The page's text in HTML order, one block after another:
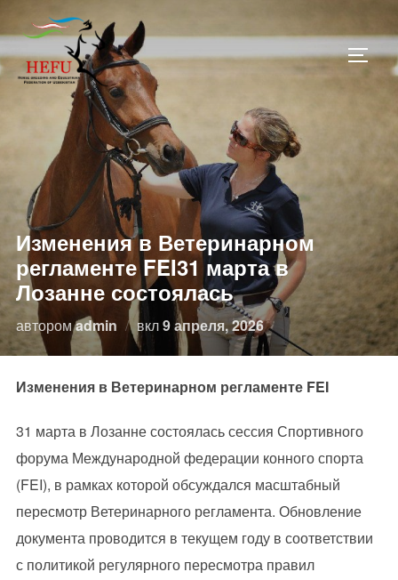
к
содержимому
Изменения в Ветеринарном
регламенте FEI31 марта в
Лозанне состоялась
авторомadmin вклОпубликовано
9 апреля, 2026
Изменения в Ветеринарном регламенте FEI
31 марта в Лозанне состоялась сессия Спортивного
форума Международной федерации конного спорта
(FEI), в рамках которой обсуждался масштабный
пересмотр Ветеринарного регламента. Обновление
документа проводится в текущем году в соответствии
с политикой регулярного пересмотра правил